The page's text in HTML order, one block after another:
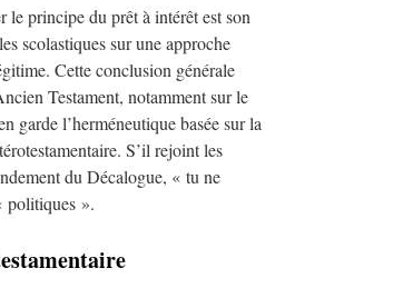
principe du prêt à intérêt est son
scolastiques sur une approche
Cette conclusion générale
Testament, notamment sur le
garde l’herméneutique basée sur la
S’il rejoint les
du Décalogue, « tu ne
politiques ».